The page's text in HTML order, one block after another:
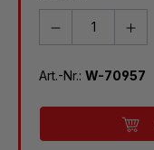
Art.-Nr.: W-70957